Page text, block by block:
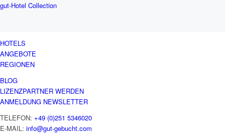
gut-Hotel Collection
HOTELS
ANGEBOTE
REGIONEN
BLOG
LIZENZPARTNER WERDEN
ANMELDUNG NEWSLETTER
TELEFON: +49 (0)251 5346020
E-MAIL: info@gut-gebucht.com